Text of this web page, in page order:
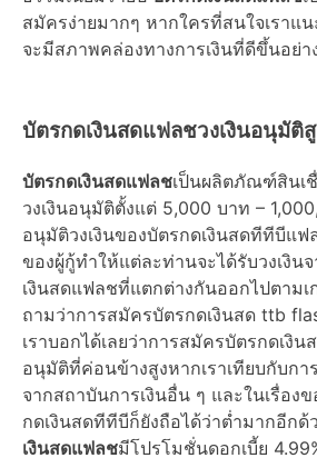
สมัครง่ายมากๆ หากใครที่สนใจเราแ
จะมีสภาพคล่องทางการเงินที่ดีขึ้นอย่า
บัตรกดเงินสดแฟลชวงเงินอนุมัติ
บัตรกดเงินสดแฟลชเป็นผลิตภัณฑ์สินเ
วงเงินอนุมัติตั้งแต่ 5,000 บาท –
อนุมัติวงเงินของบัตรกดเงินสดทีทีบีแ
ของผู้กู้ทำให้แต่ละท่านจะได้รับวงเงิน
เงินสดแฟลชที่แตกต่างกันออกไปตาม
ถามว่าการสมัครบัตรกดเงินสด ttb
เราบอกได้เลยว่าการสมัครบัตรกดเงิน
อนุมัติที่ค่อนข้างสูงหากเราเทียบกับกา
จากสถาบันการเงินอื่น ๆ และในเรื่อง
กดเงินสดทีทีบีก็ยังถือได้ว่าต่ำมากอีกด้
เงินสดแฟลชมีโปรโมชั่นดอกเบี้ย